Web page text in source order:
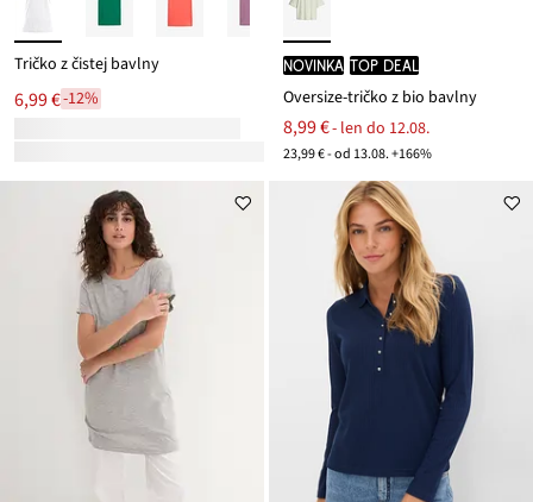
Tričko z čistej bavlny
6,99 €-12%
novinka TOP DEAL
Oversize-tričko z bio bavlny
8,99 €- len do 12.08.
23,99 € - od 13.08. +166%